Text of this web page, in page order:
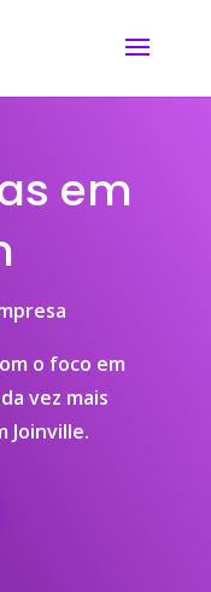
em
o foco em
vez mais
Joinville.